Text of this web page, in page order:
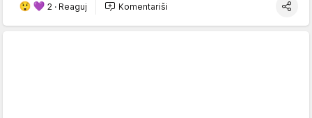
2 · Reaguj Komentariši